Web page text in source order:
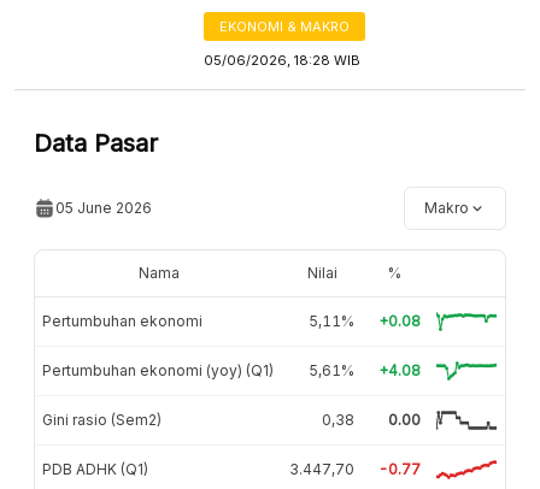
EKONOMI & MAKRO
05/06/2026, 18:28 WIB
Data Pasar
05 June 2026 Makro
Nama Nilai %
Pertumbuhan ekonomi 5,11% +0.08
Pertumbuhan ekonomi (yoy) (Q1) 5,61% +4.08
Gini rasio (Sem2) 0,38 0.00
PDB ADHK (Q1) 3.447,70 -0.77